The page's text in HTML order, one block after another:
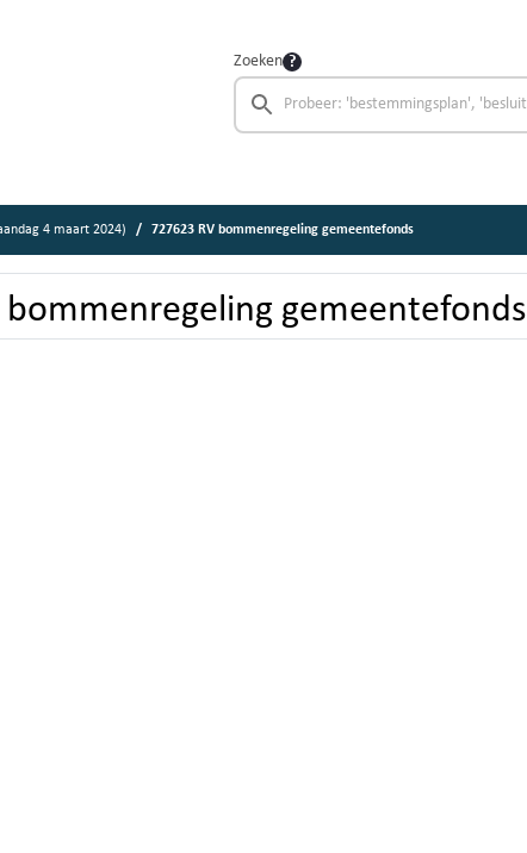
Zoeken
4 maart 2024) 727623 RV bommenregeling gemeentefonds
bommenregeling gemeentefonds